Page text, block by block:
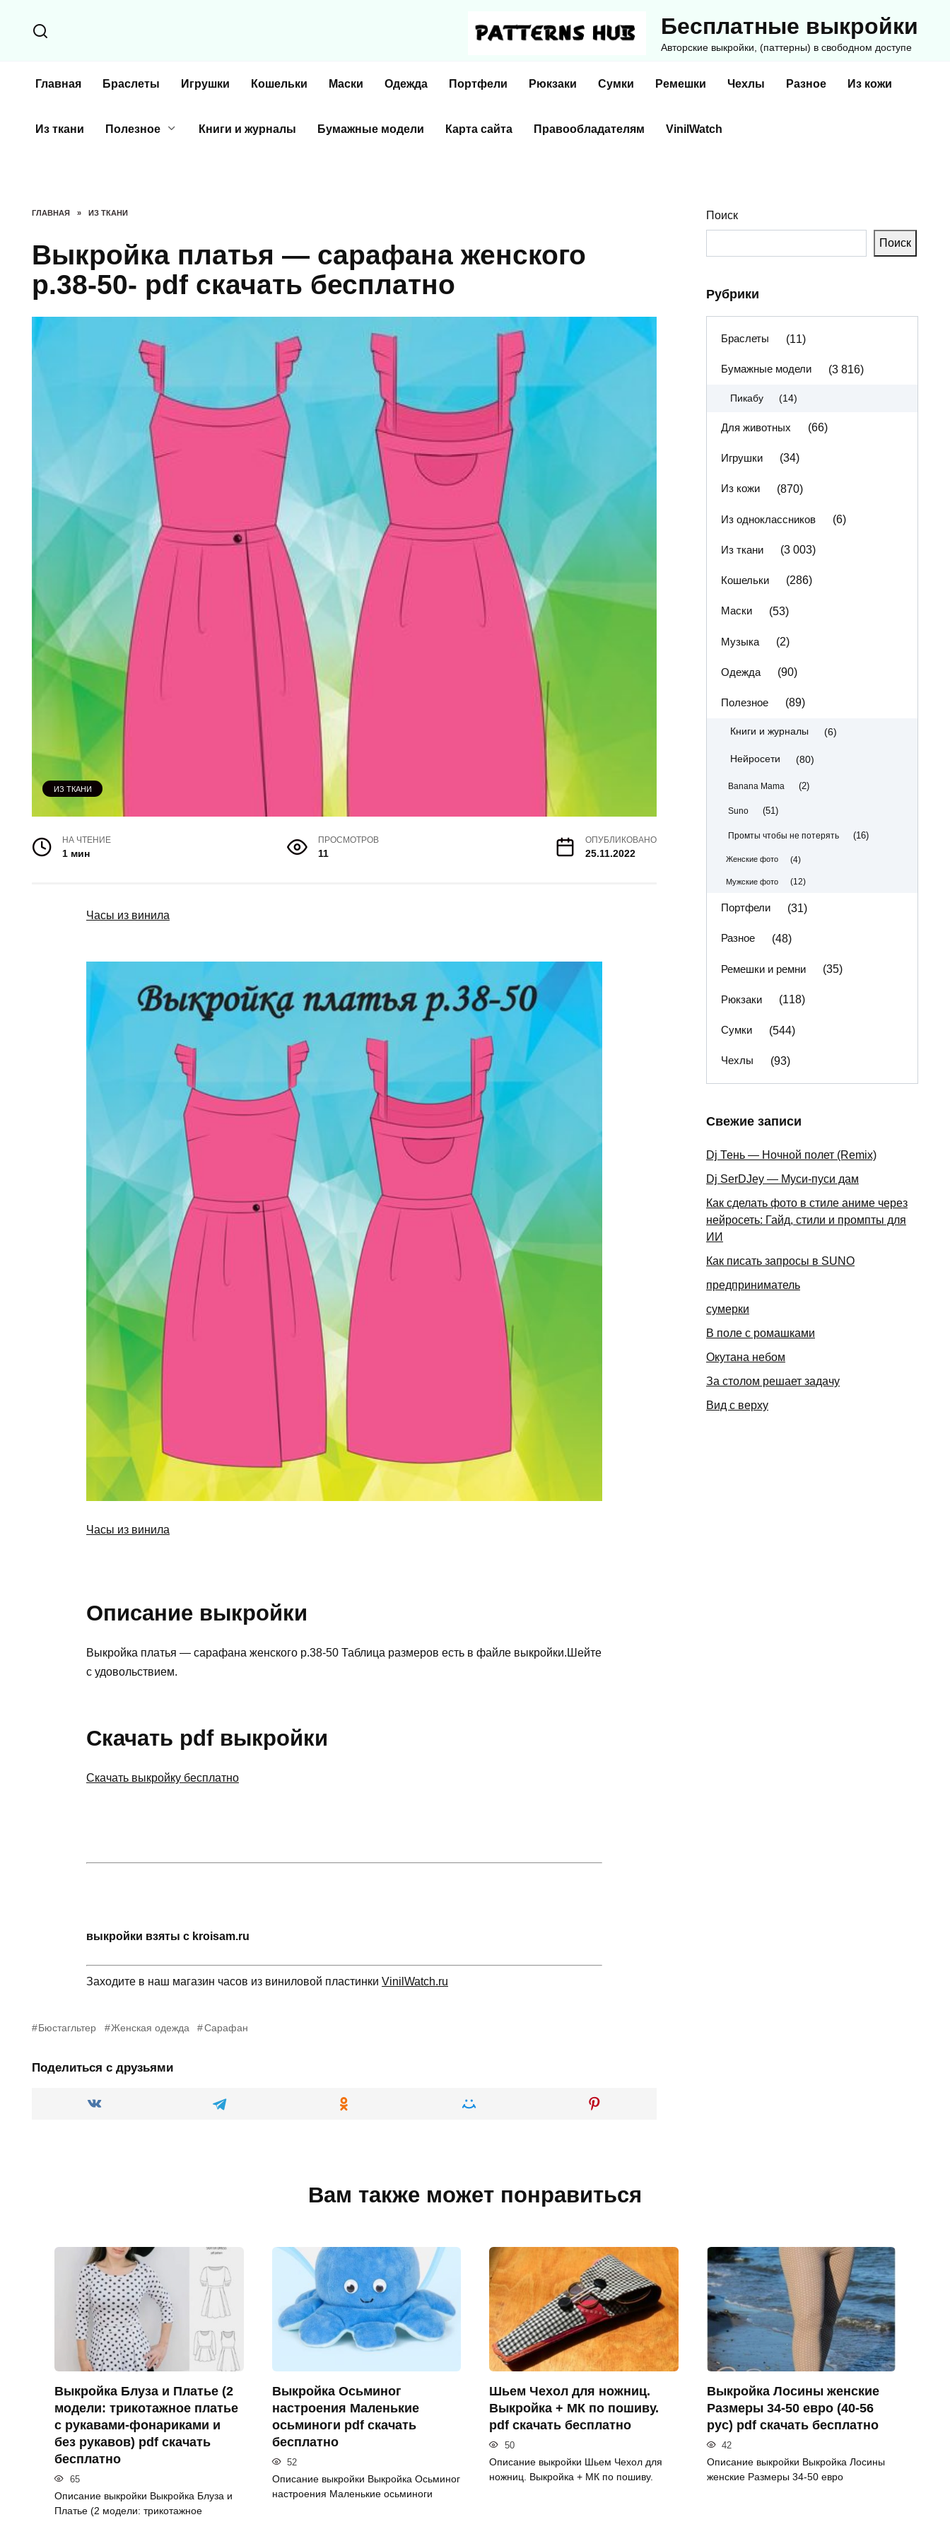
содержанию
Бесплатные выкройки
Авторские выкройки, (паттерны) в свободном доступе
Главная Браслеты Игрушки Кошельки Маски Одежда Портфели Рюкзаки Сумки Ремешки Чехлы Разное Из кожи
Из ткани Полезное Книги и журналы Бумажные модели Карта сайта Правообладателям VinilWatch
ГЛАВНАЯ » ИЗ ТКАНИ
Выкройка платья — сарафана женского
р.38-50- pdf скачать бесплатно
ИЗ ТКАНИ
НА ЧТЕНИЕ
1 мин
ПРОСМОТРОВ
11
ОПУБЛИКОВАНО
25.11.2022
Часы из винила
Часы из винила
Описание выкройки
Выкройка платья — сарафана женского р.38-50 Таблица размеров есть в файле выкройки.Шейте
с удовольствием.
Скачать pdf выкройки
Скачать выкройку бесплатно
выкройки взяты с kroisam.ru
Заходите в наш магазин часов из виниловой пластинки VinilWatch.ru
Бюстагльтер Женская одежда Сарафан
Поделиться с друзьями
Поиск
Поиск
Рубрики
Браслеты (11)
Бумажные модели (3 816)
Пикабу (14)
Для животных (66)
Игрушки (34)
Из кожи (870)
Из одноклассников (6)
Из ткани (3 003)
Кошельки (286)
Маски (53)
Музыка (2)
Одежда (90)
Полезное (89)
Книги и журналы (6)
Нейросети (80)
Banana Mama (2)
Suno (51)
Промты чтобы не потерять (16)
Женские фото (4)
Мужские фото (12)
Портфели (31)
Разное (48)
Ремешки и ремни (35)
Рюкзаки (118)
Сумки (544)
Чехлы (93)
Свежие записи
Dj Тень — Ночной полет (Remix)
Dj SerDJey — Муси-пуси дам
Как сделать фото в стиле аниме через
нейросеть: Гайд, стили и промпты для
ИИ
Как писать запросы в SUNO
предприниматель
сумерки
В поле с ромашками
Окутана небом
За столом решает задачу
Вид с верху
Вам также может понравиться
Выкройка Блуза и Платье (2
модели: трикотажное платье
с рукавами-фонариками и
без рукавов) pdf скачать
бесплатно
65
Описание выкройки Выкройка Блуза и
Платье (2 модели: трикотажное
Выкройка Осьминог
настроения Маленькие
осьминоги pdf скачать
бесплатно
52
Описание выкройки Выкройка Осьминог
настроения Маленькие осьминоги
Шьем Чехол для ножниц.
Выкройка + МК по пошиву.
pdf скачать бесплатно
50
Описание выкройки Шьем Чехол для
ножниц. Выкройка + МК по пошиву.
Выкройка Лосины женские
Размеры 34-50 евро (40-56
рус) pdf скачать бесплатно
42
Описание выкройки Выкройка Лосины
женские Размеры 34-50 евро